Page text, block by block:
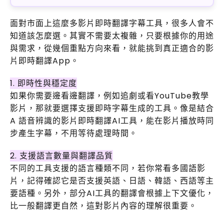
面對市面上這麼多影片即時翻譯字幕工具，很多人會不
知道該怎麼選。其實不需要太複雜，只要根據你的用途
與需求，從幾個重點方向來看，就能挑到真正適合的影
片即時翻譯App。
1. 即時性與穩定度
如果你需要邊看邊翻譯，例如追劇或看YouTube教學
影片，那就要選擇支援即時字幕生成的工具。像是結合
A 語音辨識的影片即時翻譯AI工具，能在影片播放時同
步產生字幕，不用等待處理時間。
2. 支援語言數量與翻譯品質
不同的工具支援的語言種類不同，若你常看多國語影
片，記得確認它是否支援英語、日語、韓語、西語等主
要語種。另外，部分AI工具的翻譯會根據上下文優化，
比一般翻譯更自然，這對影片內容的理解很重要。